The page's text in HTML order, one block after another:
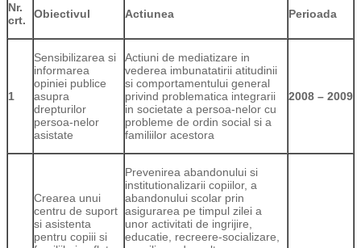
Nr.
crt.
Obiectivul Actiunea Perioada
1
Sensibilizarea si
informarea
opiniei publice
asupra
drepturilor
persoa-nelor
asistate
Actiuni de mediatizare in
vederea imbunatatirii atitudinii
si comportamentului general
privind problematica integrarii
in societate a persoa-nelor cu
probleme de ordin social si a
familiilor acestora
2008 – 2009
Crearea unui
centru de suport
si asistenta
pentru copiii si
Prevenirea abandonului si
institutionalizarii copiilor, a
abandonului scolar prin
asigurarea pe timpul zilei a
unor activitati de ingrijire,
educatie, recreere-socializare,